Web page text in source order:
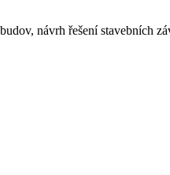
návrh řešení stavebních